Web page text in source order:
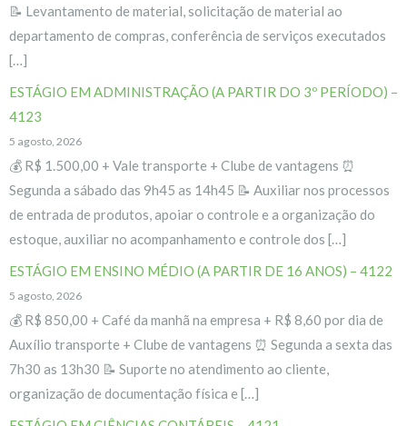
📝 Levantamento de material, solicitação de material ao
departamento de compras, conferência de serviços executados
[…]
ESTÁGIO EM ADMINISTRAÇÃO (A PARTIR DO 3º PERÍODO) –
4123
5 agosto, 2026
💰 R$ 1.500,00 + Vale transporte + Clube de vantagens ⏰
Segunda a sábado das 9h45 as 14h45 📝 Auxiliar nos processos
de entrada de produtos, apoiar o controle e a organização do
estoque, auxiliar no acompanhamento e controle dos […]
ESTÁGIO EM ENSINO MÉDIO (A PARTIR DE 16 ANOS) – 4122
5 agosto, 2026
💰 R$ 850,00 + Café da manhã na empresa + R$ 8,60 por dia de
Auxílio transporte + Clube de vantagens ⏰ Segunda a sexta das
7h30 as 13h30 📝 Suporte no atendimento ao cliente,
organização de documentação física e […]